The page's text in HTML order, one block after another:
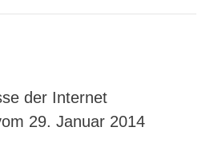
der Internet
29. Januar 2014